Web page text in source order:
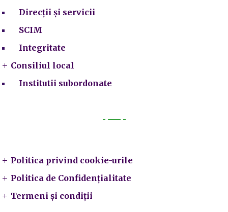
Direcții și servicii
SCIM
Integritate
Consiliul local
Institutii subordonate
Politica privind cookie-urile
Politica de Confidențialitate
Termeni și condiții